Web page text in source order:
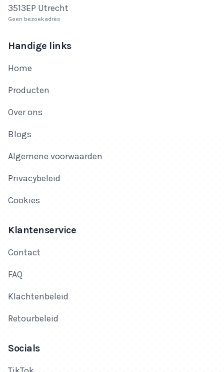
3513EP Utrecht
Geen bezoekadres
Handige links
Home
Producten
Over ons
Blogs
Algemene voorwaarden
Privacybeleid
Cookies
Klantenservice
Contact
FAQ
Klachtenbeleid
Retourbeleid
Socials